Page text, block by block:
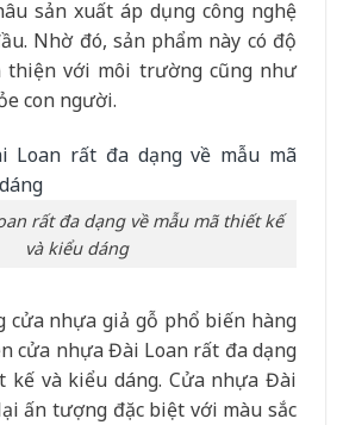
sản xuất áp dụng công nghệ
Nhờ đó, sản phẩm này có độ
thiện với môi trường cũng như
con người.
rất đa dạng về mẫu mã thiết kế
và kiểu dáng
cửa nhựa giả gỗ phổ biến hàng
cửa nhựa Đài Loan rất đa dạng
kế và kiểu dáng. Cửa nhựa Đài
ấn tượng đặc biệt với màu sắc